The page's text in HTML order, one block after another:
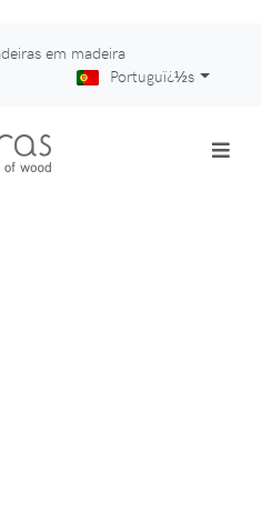
em madeira
Portuguï¿½s